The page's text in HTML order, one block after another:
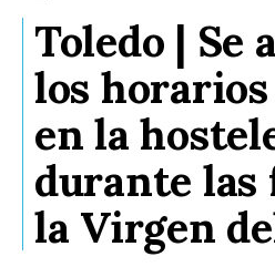
Toledo | Se
los
en la
durante las
la Virgen